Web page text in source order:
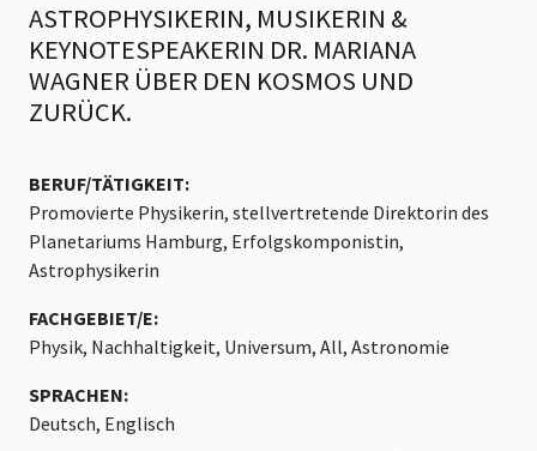
ASTROPHYSIKERIN, MUSIKERIN &
KEYNOTESPEAKERIN DR. MARIANA
WAGNER ÜBER DEN KOSMOS UND
ZURÜCK.
BERUF/TÄTIGKEIT:
Promovierte Physikerin, stellvertretende Direktorin des
Planetariums Hamburg, Erfolgskomponistin,
Astrophysikerin
FACHGEBIET/E:
Physik, Nachhaltigkeit, Universum, All, Astronomie
SPRACHEN:
Deutsch, Englisch